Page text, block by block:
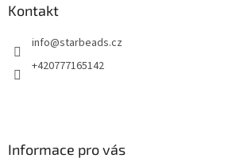
Kontakt
info@starbeads.cz
+420777165142
Informace pro vás